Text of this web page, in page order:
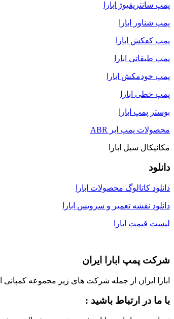
پمپ سانتریفیوژ ابارا
پمپ شناور ابارا
پمپ کفکش ابارا
پمپ طبقاتی ابارا
پمپ خودمکش ابارا
پمپ خطی ابارا
بوستر پمپ ابارا
محصولات پمپ ابر ABR
مکانیکال سیل ابارا
دانلود
دانلود کاتالوگ محصولات ابارا
دانلود نقشه تعمیر و سرویس ابارا
لیست قیمت ابارا
شرکت پمپ ابارا ایران
ابارا ایران از جمله شرکت های زیر مجموعه کمپانی ابارای ژاپن است که با مشارکت
با ما در ارتباط باشید :